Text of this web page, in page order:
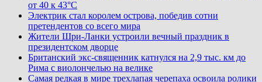
от 40 к 43°C
Электрик стал королем острова, победив сотни
претендентов со всего мира
Жители Шри-Ланки устроили вечный праздник в
президентском дворце
Британский экс-священник катнулся на 2,9 тыс. км до
Рима с виолончелью на велике
Самая редкая в мире трехлапая черепаха освоила ролики